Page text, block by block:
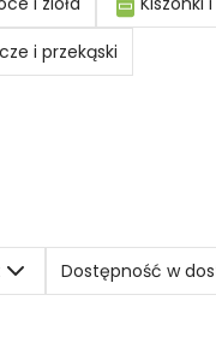
i przekąski
Dostępność w